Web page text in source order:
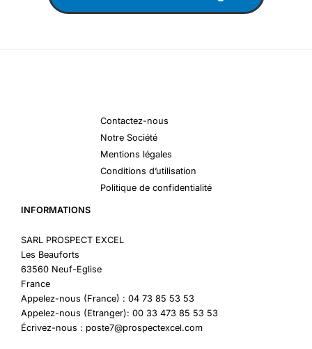
Contactez-nous
Notre Société
Mentions légales
Conditions d’utilisation
Politique de confidentialité
INFORMATIONS
SARL PROSPECT EXCEL
Les Beauforts
63560 Neuf-Eglise
France
Appelez-nous (France) : 04 73 85 53 53
Appelez-nous (Etranger): 00 33 473 85 53 53
Écrivez-nous : poste7@prospectexcel.com